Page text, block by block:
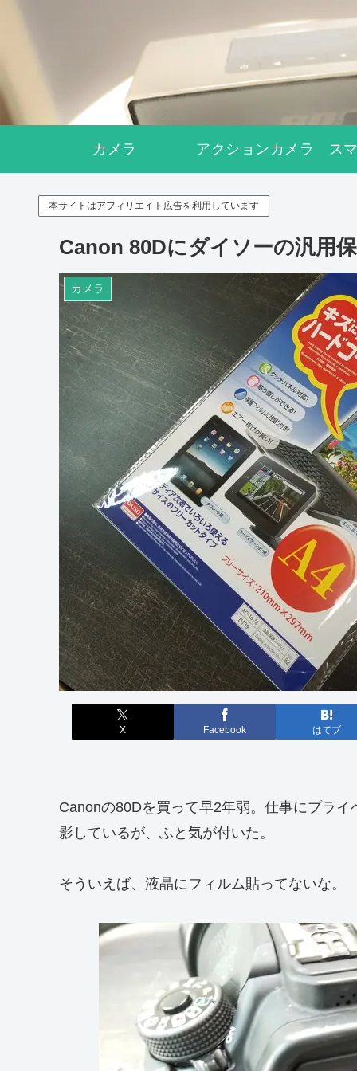
カメラ アクションカメラ ス
本サイトはアフィリエイト広告を利用しています
Canon 80Dにダイソーの汎用
カメラ
X Facebook はてブ
Canonの80Dを買って早2年弱。仕事にプラ
影しているが、ふと気が付いた。
そういえば、液晶にフィルム貼ってないな。